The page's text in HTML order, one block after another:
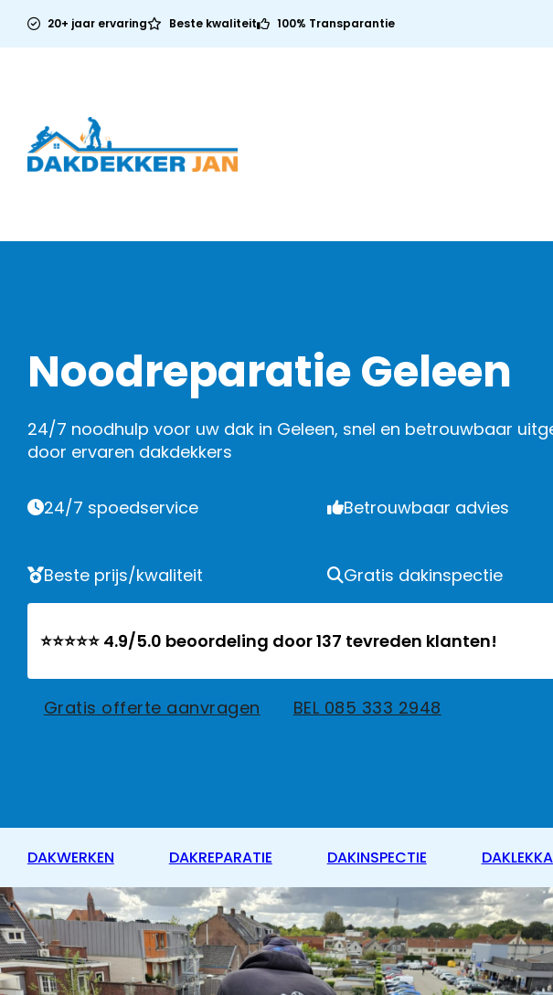
20+ jaar ervaring Beste kwaliteit 100% Transparantie
Noodreparatie Geleen
24/7 noodhulp voor uw dak in Geleen, snel en betrouwbaar
door ervaren dakdekkers
24/7 spoedservice Betrouwbaar advies
Beste prijs/kwaliteit Gratis dakinspectie
⭐⭐⭐⭐⭐ 4.9/5.0 beoordeling door 137 tevreden klanten!
Gratis offerte aanvragen BEL 085 333 2948
DAKWERKEN DAKREPARATIE DAKINSPECTIE